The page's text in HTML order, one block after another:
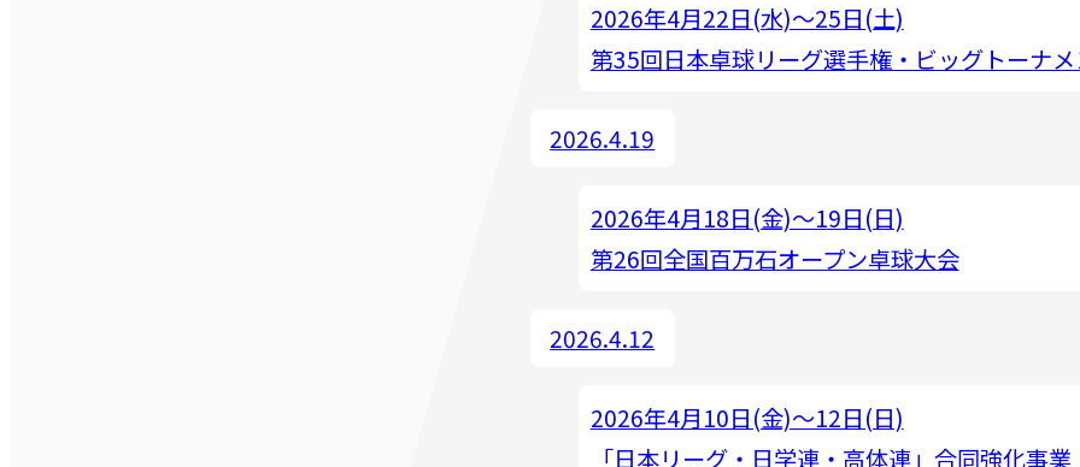
2026年4月22日(水)～25日(土)
第35回日本卓球リーグ選手権・ビッグトーナ
2026.4.19
2026年4月18日(金)～19日(日)
第26回全国百万石オープン卓球大会
2026.4.12
2026年4月10日(金)～12日(日)
「日本リーグ・日学連・高体連」合同強化事業